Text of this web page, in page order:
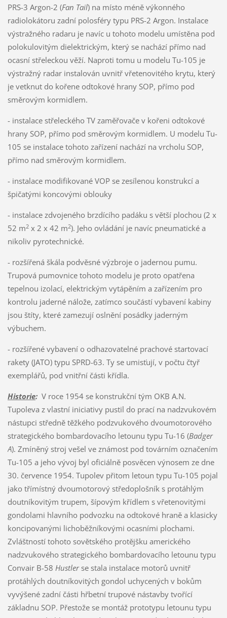
PRS-3 Argon-2 (Fan Tail) na místo méně výkonného
radiolokátoru zadní polosféry typu PRS-2 Argon. Instalace
výstražného radaru je navíc u tohoto modelu umístěna pod
polokulovitým dielektrickým, který se nachází přímo nad
ocasní střeleckou věží. Naproti tomu u modelu Tu-105 je
výstražný radar instalován uvnitř vřetenovitého krytu, který
je vetknut do kořene odtokové hrany SOP, přímo pod
směrovým kormidlem.
- instalace střeleckého TV zaměřovače v kořeni odtokové
hrany SOP, přímo pod směrovým kormidlem. U modelu Tu-
105 se instalace tohoto zařízení nachází na vrcholu SOP,
přímo nad směrovým kormidlem.
- instalace modifikované VOP se zesílenou konstrukcí a
špičatými koncovými oblouky
- instalace zdvojeného brzdícího padáku s větší plochou (2 x
52 m2x 2 x 42 m2). Jeho ovládání je navíc pneumatické a
nikoliv pyrotechnické.
- rozšířená škála podvěsné výzbroje o jadernou pumu.
Trupová pumovnice tohoto modelu je proto opatřena
tepelnou izolací, elektrickým vytápěním a zařízením pro
kontrolu jaderné nálože, zatímco součástí vybavení kabiny
jsou štíty, které zamezují oslnění posádky jaderným
výbuchem.
- rozšířené vybavení o odhazovatelné prachové startovací
rakety (JATO) typu SPRD-63. Ty se umisťují, v počtu čtyř
exemplářů, pod vnitřní části křídla.
Historie:V roce 1954 se konstrukční tým OKB A.N.
Tupoleva z vlastní iniciativy pustil do prací na nadzvukovém
nástupci středně těžkého podzvukového dvoumotorového
strategického bombardovacího letounu typu Tu-16 (Badger
A). Zmíněný stroj vešel ve známost pod továrním označením
Tu-105 a jeho vývoj byl oficiálně posvěcen výnosem ze dne
30. července 1954. Tupolev přitom letoun typu Tu-105 pojal
jako třímístný dvoumotorový středoplošník s protáhlým
doutníkovitým trupem, šípovým křídlem s vřetenovitými
gondolami hlavního podvozku na odtokové hraně a klasicky
koncipovanými lichoběžníkovými ocasními plochami.
Zvláštností tohoto sovětského protějšku amerického
nadzvukového strategického bombardovacího letounu typu
Convair B-58 Hustlerse stala instalace motorů uvnitř
protáhlých doutníkovitých gondol uchycených v bokům
vyvýšené zadní části hřbetní trupové nástavby tvořící
základnu SOP. Přestože se montáž prototypu letounu typu